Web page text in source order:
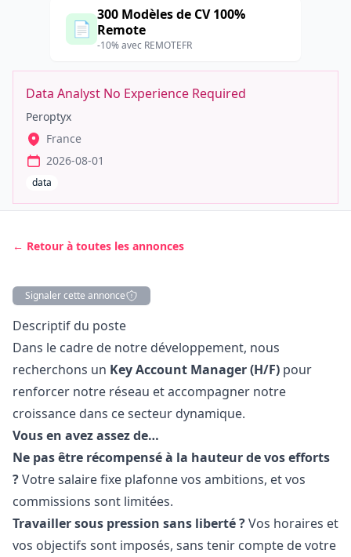
📄
300 Modèles de CV 100%
Remote
-10% avec REMOTEFR
Data Analyst No Experience Required
Peroptyx
France
2026-08-01
data
← Retour à toutes les annonces
Signaler cette annonce
Description
Descriptif du poste
Dans le cadre de notre développement, nous
recherchons un Key Account Manager(H/F) pour
renforcer notre réseau et accompagner notre
croissance dans ce secteur dynamique.
Vous en avez assez de…
Ne pas être récompensé à la hauteur de vos efforts
?Votre salaire fixe plafonne vos ambitions, et vos
commissions sont limitées.
Travailler sous pression sans liberté ?Vos horaires et
vos objectifs sont imposés, sans tenir compte de votre